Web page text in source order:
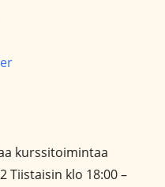
kurssitoimintaa
Tiistaisin klo 18:00 –